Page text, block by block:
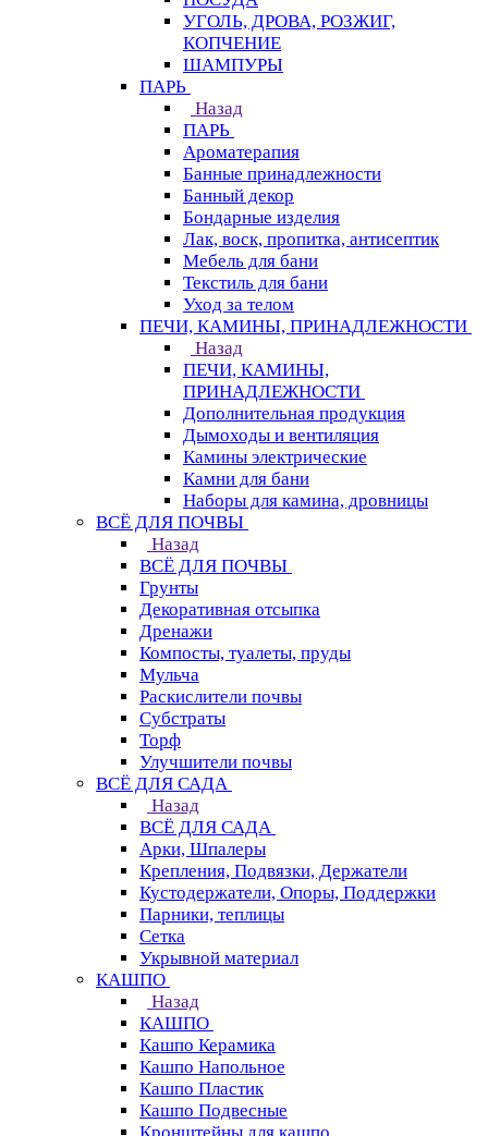
УГОЛЬ, ДРОВА, РОЗЖИГ,
КОПЧЕНИЕ
ШАМПУРЫ
ПАРЬ
Назад
ПАРЬ
Ароматерапия
Банные принадлежности
Банный декор
Бондарные изделия
Лак, воск, пропитка, антисептик
Мебель для бани
Текстиль для бани
Уход за телом
ПЕЧИ, КАМИНЫ, ПРИНАДЛЕЖНОСТИ
Назад
ПЕЧИ, КАМИНЫ,
ПРИНАДЛЕЖНОСТИ
Дополнительная продукция
Дымоходы и вентиляция
Камины электрические
Камни для бани
Наборы для камина, дровницы
ВСЁ ДЛЯ ПОЧВЫ
Назад
ВСЁ ДЛЯ ПОЧВЫ
Грунты
Декоративная отсыпка
Дренажи
Компосты, туалеты, пруды
Мульча
Раскислители почвы
Субстраты
Торф
Улучшители почвы
ВСЁ ДЛЯ САДА
Назад
ВСЁ ДЛЯ САДА
Арки, Шпалеры
Крепления, Подвязки, Держатели
Кустодержатели, Опоры, Поддержки
Парники, теплицы
Сетка
Укрывной материал
КАШПО
Назад
КАШПО
Кашпо Керамика
Кашпо Напольное
Кашпо Пластик
Кашпо Подвесные